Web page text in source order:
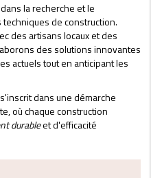
la recherche et le
de construction.
des artisans locaux et des
des solutions innovantes
actuels tout en anticipant les
dans une démarche
où chaque construction
durableet d'efficacité